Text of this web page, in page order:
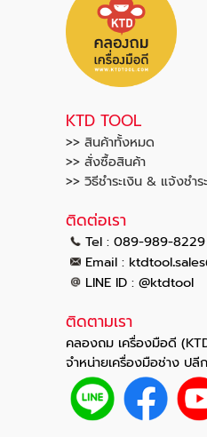
KTD TOOL
>> สินค้าทั้งหมด
>> สั่งซื้อสินค้า
>> วิธีชำระเงิน & แจ้งชำร
ติดต่อเรา
Tel : 089-989-8229
Email : ktdtool.
LINE ID : @ktdtool
ติดตามเรา
คลองถม เครื่องมือดี
จำหน่ายเครื่องมือช่าง ป